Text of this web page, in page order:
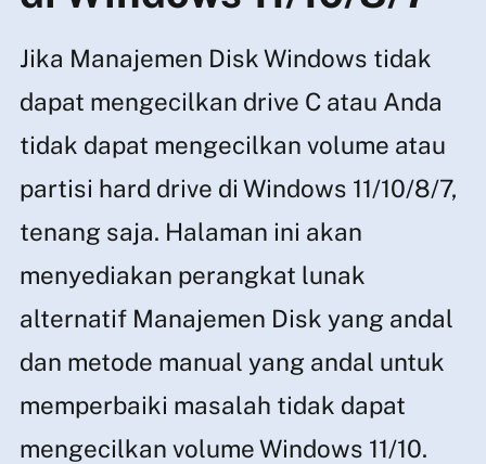
Jika Manajemen Disk Windows tidak
dapat mengecilkan drive C atau Anda
tidak dapat mengecilkan volume atau
partisi hard drive di Windows 11/10/8/7,
tenang saja. Halaman ini akan
menyediakan perangkat lunak
alternatif Manajemen Disk yang andal
dan metode manual yang andal untuk
memperbaiki masalah tidak dapat
mengecilkan volume Windows 11/10.